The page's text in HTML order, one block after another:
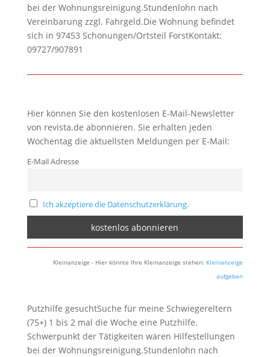
bei der Wohnungsreinigung.Stundenlohn nach
Vereinbarung zzgl. Fahrgeld.Die Wohnung befindet
sich in 97453 Schonungen/Ortsteil ForstKontakt:
09727/907891
Hier können Sie den kostenlosen E-Mail-Newsletter
von revista.de abonnieren. Sie erhalten jeden
Wochentag die aktuellsten Meldungen per E-Mail:
E-Mail Adresse
Ich akzeptiere die Datenschutzerklärung.
Kleinanzeige - Hier könnte Ihre Kleinanzeige stehen: Kleinanzeige
aufgeben
Putzhilfe gesuchtSuche für meine Schwiegereltern
(75+) 1 bis 2 mal die Woche eine Putzhilfe.
Schwerpunkt der Tätigkeiten wären Hilfestellungen
bei der Wohnungsreinigung.Stundenlohn nach